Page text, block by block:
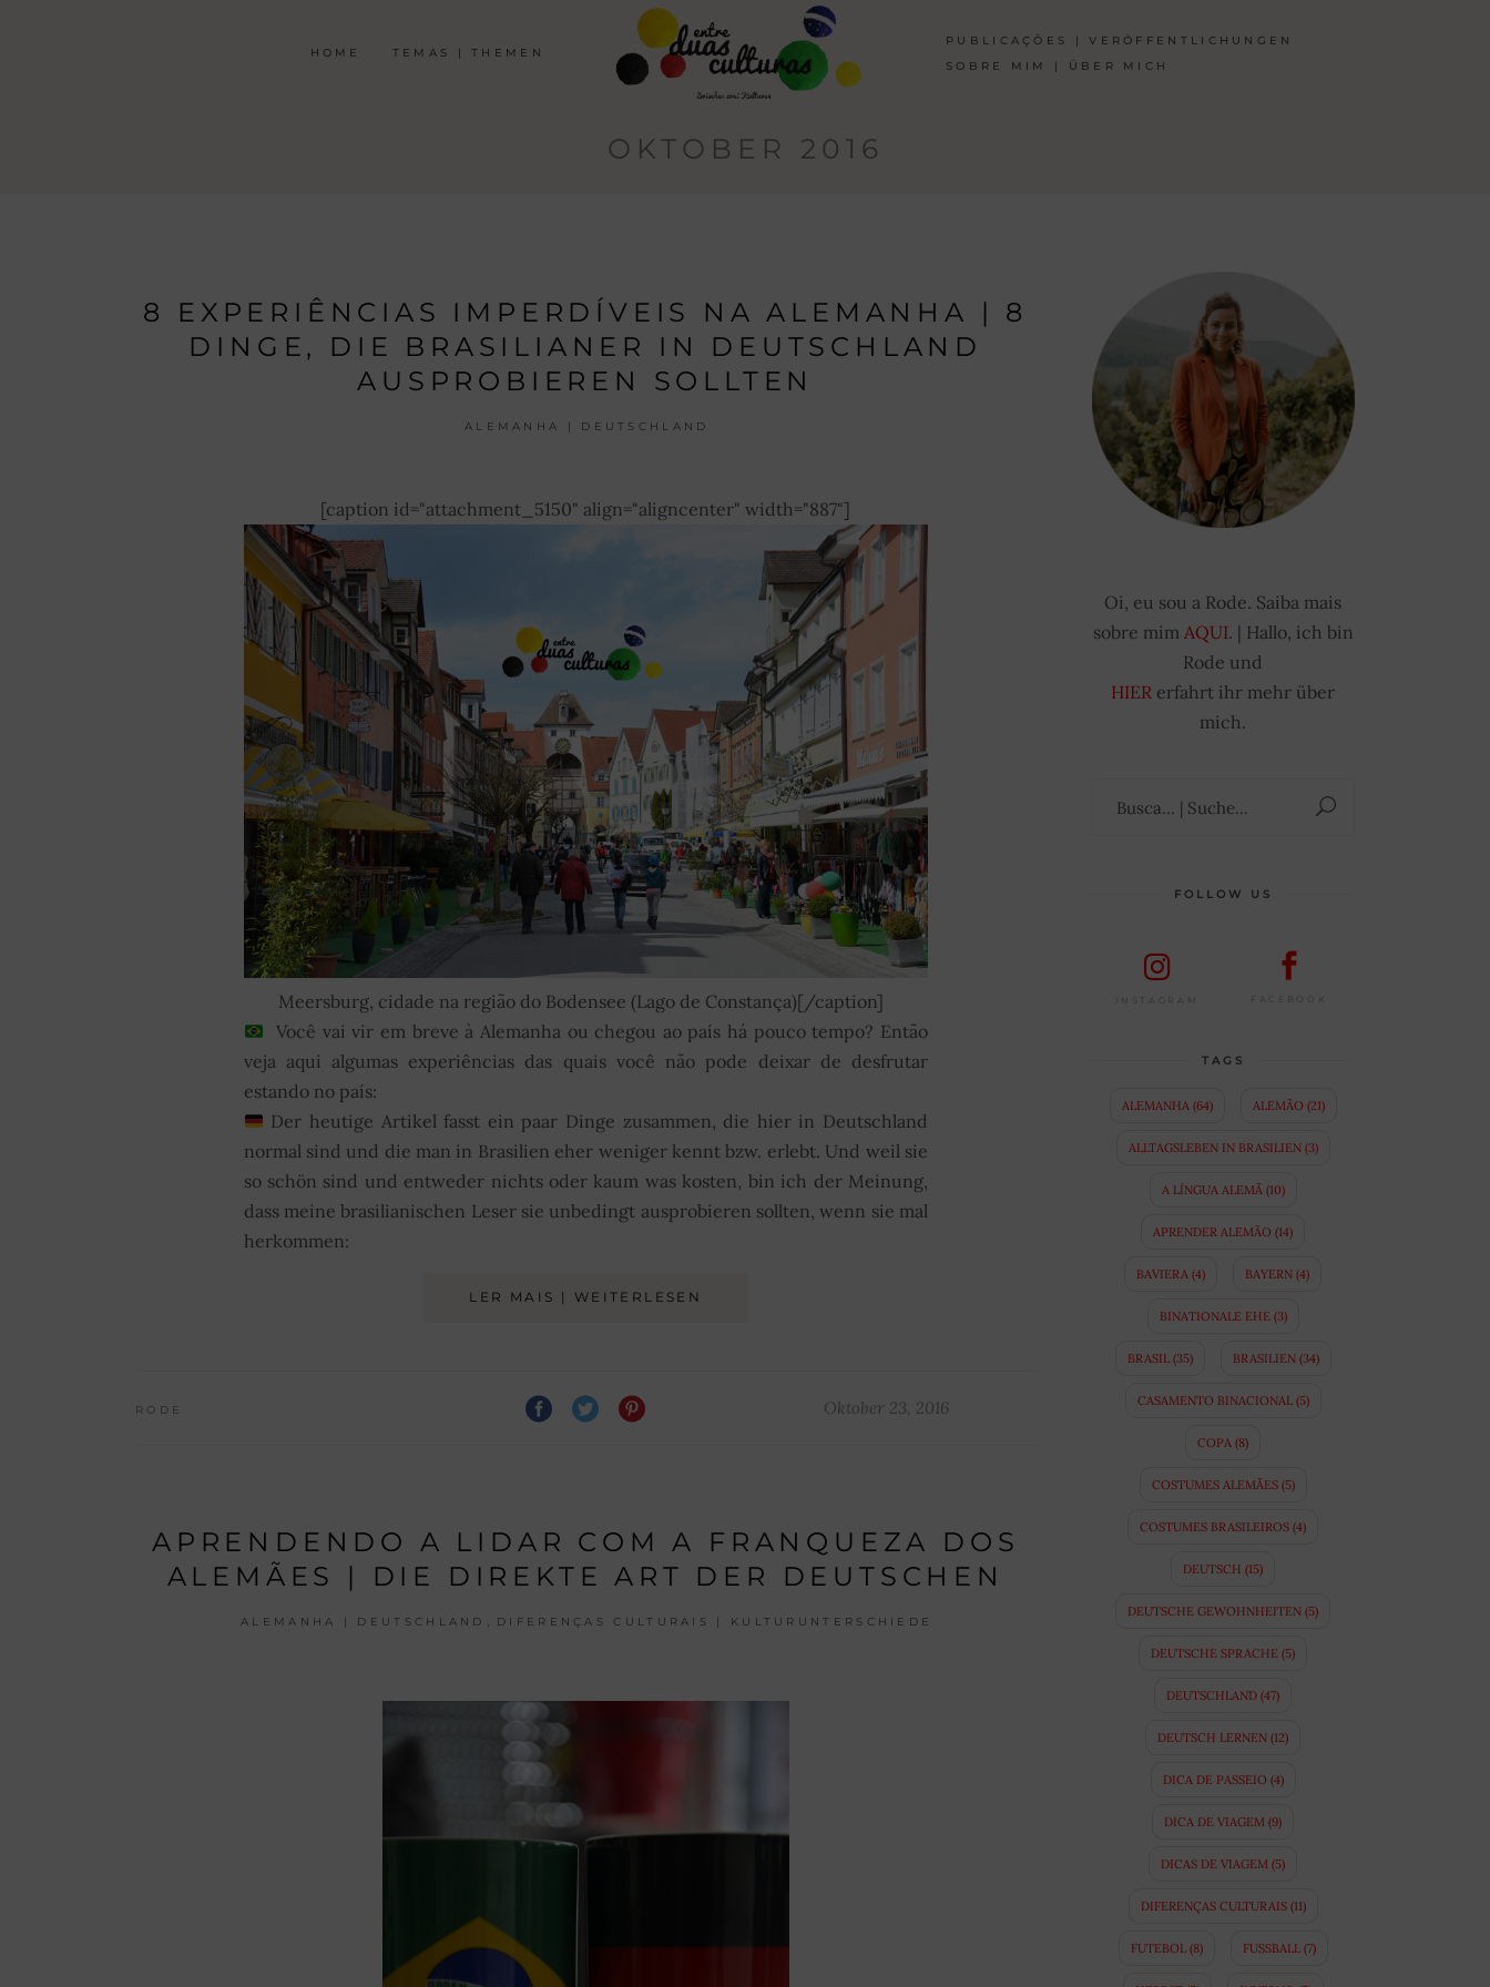
HOME TEMAS | THEMEN
PUBLICAÇÕES | VERÖFFENTLICHUNGEN
SOBRE MIM | ÜBER MICH
OKTOBER 2016
8 EXPERIÊNCIAS IMPERDÍVEIS NA ALEMANHA | 8
DINGE, DIE BRASILIANER IN DEUTSCHLAND
AUSPROBIEREN SOLLTEN
ALEMANHA | DEUTSCHLAND
[caption id="attachment_5150" align="aligncenter" width="887"]
Meersburg, cidade na região do Bodensee (Lago de Constança)[/caption]
Você vai vir em breve à Alemanha ou chegou ao país há pouco tempo? Então
veja aqui algumas experiências das quais você não pode deixar de desfrutar
estando no país:
Der heutige Artikel fasst ein paar Dinge zusammen, die hier in Deutschland
normal sind und die man in Brasilien eher weniger kennt bzw. erlebt. Und weil sie
so schön sind und entweder nichts oder kaum was kosten, bin ich der Meinung,
dass meine brasilianischen Leser sie unbedingt ausprobieren sollten, wenn sie mal
herkommen:
LER MAIS | WEITERLESEN
RODE Oktober 23, 2016
APRENDENDO A LIDAR COM A FRANQUEZA DOS
ALEMÃES | DIE DIREKTE ART DER DEUTSCHEN
ALEMANHA | DEUTSCHLAND , DIFERENÇAS CULTURAIS | KULTURUNTERSCHIEDE
Oi, eu sou a Rode. Saiba mais
sobre mim AQUI. | Hallo, ich bin
Rode und
HIER erfahrt ihr mehr über
mich.
FOLLOW US
INSTAGRAM FACEBOOK
TAGS
ALEMANHA (64) ALEMÃO (21)
ALLTAGSLEBEN IN BRASILIEN(3)
A LÍNGUA ALEMÃ (10)
APRENDER ALEMÃO (14)
BAVIERA (4) BAYERN (4)
BINATIONALE EHE(3)
BRASIL(35) BRASILIEN(34)
CASAMENTO BINACIONAL(5)
COPA (8)
COSTUMES ALEMÃES(5)
COSTUMES BRASILEIROS (4)
DEUTSCH (15)
DEUTSCHE GEWOHNHEITEN (5)
DEUTSCHE SPRACHE (5)
DEUTSCHLAND (47)
DEUTSCH LERNEN (12)
DICA DE PASSEIO (4)
DICA DE VIAGEM (9)
DICAS DE VIAGEM (5)
DIFERENÇAS CULTURAIS(11)
FUTEBOL(8) FUSSBALL (7)